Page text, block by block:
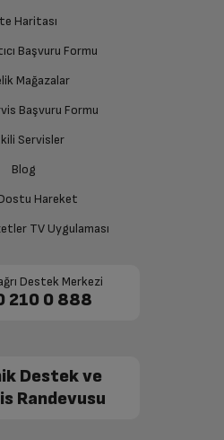
Haritası
Başvuru Formu
Mağazalar
Başvuru Formu
Servisler
Blog
Hareket
TV Uygulaması
Destek Merkezi
210 0 888
Destek ve
Randevusu